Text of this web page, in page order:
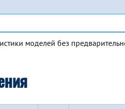
моделей без